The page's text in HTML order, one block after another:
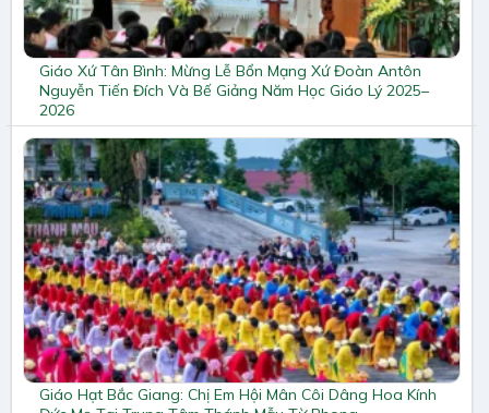
Giáo Xứ Tân Bình: Mừng Lễ Bổn Mạng Xứ Đoàn Antôn
Nguyễn Tiến Đích Và Bế Giảng Năm Học Giáo Lý 2025–
2026
Giáo Hạt Bắc Giang: Chị Em Hội Mân Côi Dâng Hoa Kính